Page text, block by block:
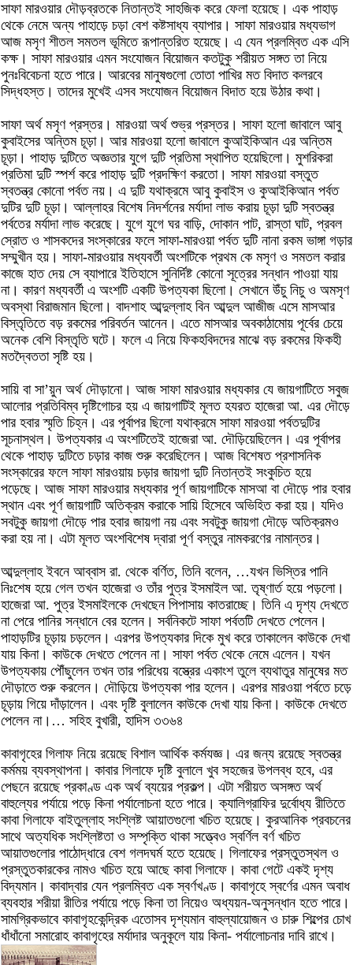
সাফা মারওয়ার দৌড়ব্রতকে নিতান্তই সাহজিক করে ফেলা হয়েছে। এক পাহাড়
থেকে নেমে অন্য পাহাড়ে চড়া বেশ কষ্টসাধ্য ব্যাপার। সাফা মারওয়ার মধ্যভাগ
আজ মসৃণ শীতল সমতল ভূমিতে রূপান্তরিত হয়েছে। এ যেন প্রলম্বিত এক এসি
কক্ষ। সাফা মারওয়ার এমন সংযোজন বিয়োজন কতটুকু শরীয়ত সঙ্গত তা নিয়ে
পুনঃবিবেচনা হতে পারে। আরবের মানুষগুলো তোতা পাখির মত বিদাত কলরবে
সিদ্ধহস্ত। তাদের মুখেই এসব সংযোজন বিয়োজন বিদাত হয়ে উঠার কথা।
সাফা অর্থ মসৃণ প্রস্তর। মারওয়া অর্থ শুভ্র প্রস্তর। সাফা হলো জাবালে আবু
কুবাইসের অন্তিম চূড়া। আর মারওয়া হলো জাবালে কুআইকিআন এর অন্তিম
চূড়া। পাহাড় দুটিতে অজ্ঞতার যুগে দুটি প্রতিমা স্থাপিত হয়েছিলো। মুশরিকরা
প্রতিমা দুটি স্পর্শ করে পাহাড় দুটি প্রদক্ষিণ করতো। সাফা মারওয়া বস্তুত
স্বতন্ত্র কোনো পর্বত নয়। এ দুটি যথাক্রমে আবু কুবাইস ও কুআইকিআন পর্বত
দুটির দুটি চূড়া। আল্লাহর বিশেষ নিদর্শনের মর্যাদা লাভ করায় চূড়া দুটি স্বতন্ত্র
পর্বতের মর্যাদা লাভ করেছে। যুগে যুগে ঘর বাড়ি, দোকান পাট, রাস্তা ঘাট, প্রবল
স্রোত ও শাসকদের সংস্কারের ফলে সাফা-মারওয়া পর্বত দুটি নানা রকম ভাঙ্গা গড়ার
সম্মুখীন হয়। সাফা-মারওয়ার মধ্যবর্তী অংশটিকে প্রথম কে মসৃণ ও সমতল করার
কাজে হাত দেয় সে ব্যাপারে ইতিহাসে সুনির্দিষ্ট কোনো সূত্রের সন্ধান পাওয়া যায়
না। কারণ মধ্যবর্তী এ অংশটি একটি উপত্যকা ছিলো। সেখানে উঁচু নিচু ও অমসৃণ
অবস্থা বিরাজমান ছিলো। বাদশাহ আব্দুল্লাহ বিন আব্দুল আজীজ এসে মাসআর
বিস্তৃতিতে বড় রকমের পরিবর্তন আনেন। এতে মাসআর অবকাঠামোয় পূর্বের চেয়ে
অনেক বেশি বিস্তৃতি ঘটে। ফলে এ নিয়ে ফিকহবিদদের মাঝে বড় রকমের ফিকহী
মতদ্বৈততা সৃষ্টি হয়।
সায়ি বা সা’য়ুন অর্থ দৌড়ানো। আজ সাফা মারওয়ার মধ্যকার যে জায়গাটিতে সবুজ
আলোর প্রতিবিম্ব দৃষ্টিগোচর হয় এ জায়গাটিই মূলত হযরত হাজেরা আ. এর দৌড়ে
পার হবার স্মৃতি চিহ্ন। এর পূর্বাপর ছিলো যথাক্রমে সাফা মারওয়া পর্বতদুটির
সূচনাস্থল। উপত্যকার এ অংশটিতেই হাজেরা আ. দৌড়িয়েছিলেন। এর পূর্বাপর
থেকে পাহাড় দুটিতে চড়ার কাজ শুরু করেছিলেন। আজ বিশেষত প্রশাসনিক
সংস্কারের ফলে সাফা মারওয়ায় চড়ার জায়গা দুটি নিতান্তই সংকুচিত হয়ে
পড়েছে। আজ সাফা মারওয়ার মধ্যকার পূর্ণ জায়গাটিকে মাসআ বা দৌড়ে পার হবার
স্থান এবং পূর্ণ জায়গাটি অতিক্রম করাকে সায়ি হিসেবে অভিহিত করা হয়। যদিও
সবটুকু জায়গা দৌড়ে পার হবার জায়গা নয় এবং সবটুকু জায়গা দৌড়ে অতিক্রমও
করা হয় না। এটা মূলত অংশবিশেষ দ্বারা পূর্ণ বস্তুর নামকরণের নামান্তর।
আব্দুল্লাহ ইবনে আব্বাস রা. থেকে বর্ণিত, তিনি বলেন, …যখন ভিস্তির পানি
নিঃশেষ হয়ে গেল তখন হাজেরা ও তাঁর পুত্র ইসমাইল আ. তৃষ্ণার্ত হয়ে পড়লো।
হাজেরা আ. পুত্র ইসমাইলকে দেখছেন পিপাসায় কাতরাচ্ছে। তিনি এ দৃশ্য দেখতে
না পেরে পানির সন্ধানে বের হলেন। সর্বনিকটে সাফা পর্বতটি দেখতে পেলেন।
পাহাড়টির চূড়ায় চড়লেন। এরপর উপত্যকার দিকে মুখ করে তাকালেন কাউকে দেখা
যায় কিনা। কাউকে দেখতে পেলেন না। সাফা পর্বত থেকে নেমে এলেন। যখন
উপত্যকায় পৌঁছুলেন তখন তার পরিধেয় বস্ত্রের একাংশ তুলে ব্যথাতুর মানুষের মত
দৌড়াতে শুরু করলেন। দৌড়িয়ে উপত্যকা পার হলেন। এরপর মারওয়া পর্বতে চড়ে
চূড়ায় গিয়ে দাঁড়ালেন। এবং দৃষ্টি বুলালেন কাউকে দেখা যায় কিনা। কাউকে দেখতে
পেলেন না।… সহিহ বুখারী, হাদিস ৩৩৬৪
কাবাগৃহের গিলাফ নিয়ে রয়েছে বিশাল আর্থিক কর্মযজ্ঞ। এর জন্য রয়েছে স্বতন্ত্র
কর্মময় ব্যবস্থাপনা। কাবার গিলাফে দৃষ্টি বুলালে খুব সহজের উপলব্ধ হবে, এর
পেছনে রয়েছে প্রকাণ্ড এক অর্থ ব্যয়ের প্রকল্প। এটা শরীয়ত অসঙ্গত অর্থ
বাহুল্যের পর্যায়ে পড়ে কিনা পর্যালোচনা হতে পারে। ক্যালিগ্রাফির দুর্বোধ্য রীতিতে
কাবা গিলাফে বাইতুল্লাহ সংশ্লিষ্ট আয়াতগুলো খচিত হয়েছে। কুরআনিক প্রবচনের
সাথে অত্যধিক সংশ্লিষ্টতা ও সম্পৃক্তি থাকা সত্ত্বেও স্বর্ণিল বর্ণ খচিত
আয়াতগুলোর পাঠোদ্ধারে বেশ গলদঘর্ম হতে হয়েছে। গিলাফের প্রস্তুতস্থল ও
প্রস্তুতকারকের নামও খচিত হয়ে আছে কাবা গিলাফে। কাবা গেটে একই দৃশ্য
বিদ্যমান। কাবাদ্বার যেন প্রলম্বিত এক স্বর্ণখণ্ড। কাবাগৃহে স্বর্ণের এমন অবাধ
ব্যবহার শরীয়া রীতির পর্যায়ে পড়ে কিনা তা নিয়েও অধ্যয়ন-অনুসন্ধান হতে পারে।
সামগ্রিকভাবে কাবাগৃহকেন্দ্রিক এতোসব দৃশ্যমান বাহুল্যায়োজন ও চারু শিল্পের চোখ
ধাঁধাঁনো সমারোহ কাবাগৃহের মর্যাদার অনুকূলে যায় কিনা- পর্যালোচনার দাবি রাখে।